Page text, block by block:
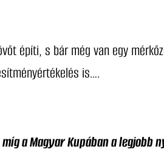
építi, s bár még van egy
is….
a Magyar Kupában a legjobb